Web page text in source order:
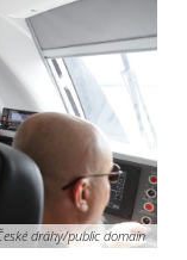
dráhy/public domain